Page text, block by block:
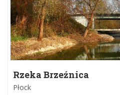
Rzeka Brzeźnica
Płock